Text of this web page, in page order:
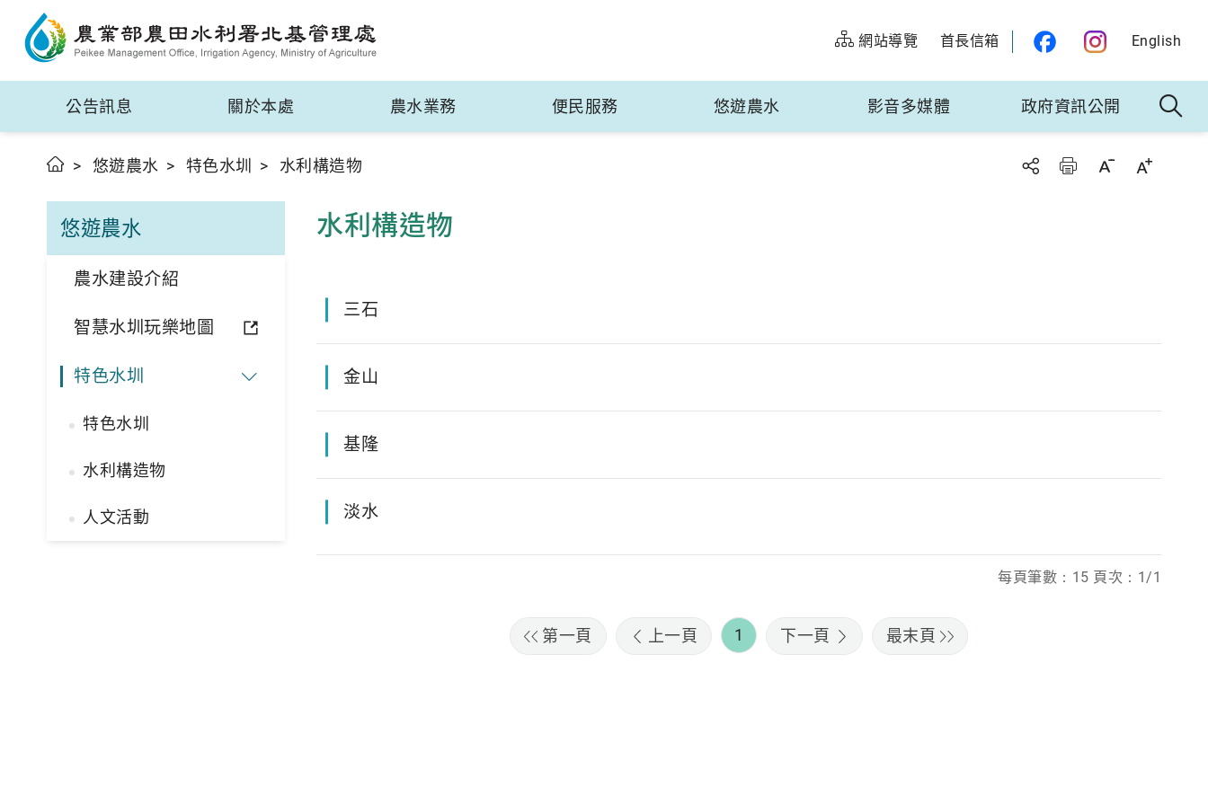
網站導覽 首長信箱 English
公告訊息 關於本處 農水業務 便民服務 悠遊農水 影音多媒體 政府資訊公開
悠遊農水 特色水圳 水利構造物
悠遊農水
農水建設介紹
智慧水圳玩樂地圖
特色水圳
特色水圳
水利構造物
人文活動
水利構造物
三石
金山
基隆
淡水
每頁筆數：15 頁次：1/1
第一頁 上一頁 1 下一頁 最末頁